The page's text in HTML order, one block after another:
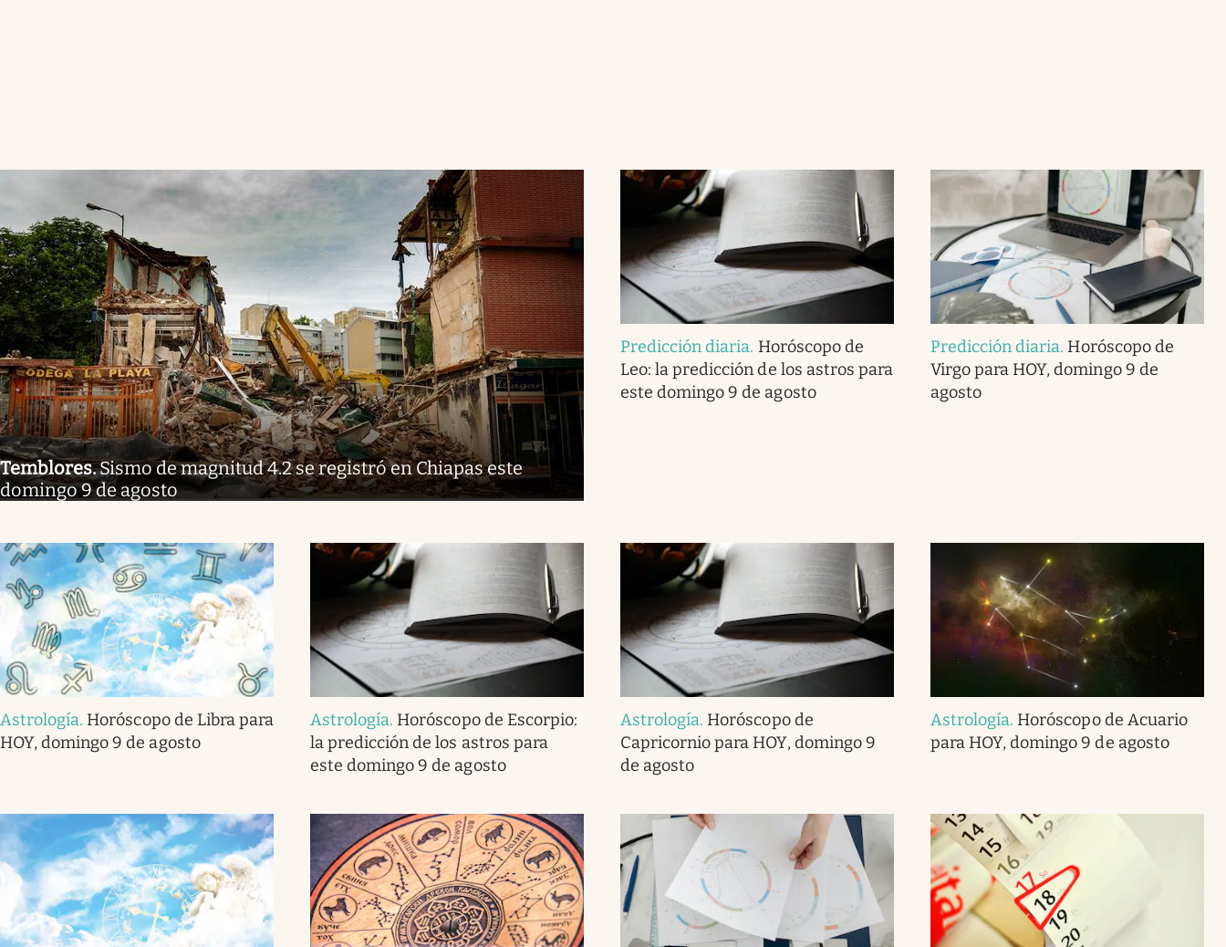
Temblores.Sismo de magnitud 4.2 se registró en Chiapas este
domingo 9 de agosto
Predicción diaria. Horóscopo de
Leo: la predicción de los astros para
este domingo 9 de agosto
Predicción diaria. Horóscopo de
Virgo para HOY, domingo 9 de
agosto
Astrología. Horóscopo de Libra para
HOY, domingo 9 de agosto
Astrología. Horóscopo de Escorpio:
la predicción de los astros para
este domingo 9 de agosto
Astrología. Horóscopo de
Capricornio para HOY, domingo 9
de agosto
Astrología. Horóscopo de Acuario
para HOY, domingo 9 de agosto